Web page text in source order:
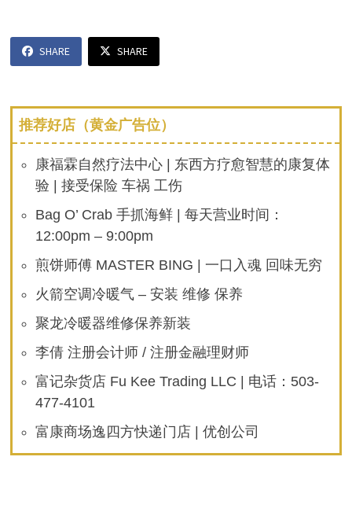
SHARE SHARE
推荐好店（黄金广告位）
康福霖自然疗法中心 | 东西方疗愈智慧的康复体
验 | 接受保险 车祸 工伤
Bag O’ Crab 手抓海鲜 | 每天营业时间：
12:00pm – 9:00pm
煎饼师傅 MASTER BING | 一口入魂 回味无穷
火箭空调冷暖气 – 安装 维修 保养
聚龙冷暖器维修保养新装
李倩 注册会计师 / 注册金融理财师
富记杂货店 Fu Kee Trading LLC | 电话：503-
477-4101
富康商场逸四方快递门店 | 优创公司